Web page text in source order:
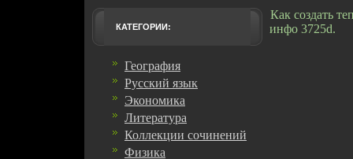
КАТЕГОРИИ:
География
Русский язык
Экономика
Литература
Коллекции сочинений
Физика
Как создать
инфо 3725d.